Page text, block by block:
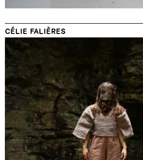
CÉLIE FALIÈRES